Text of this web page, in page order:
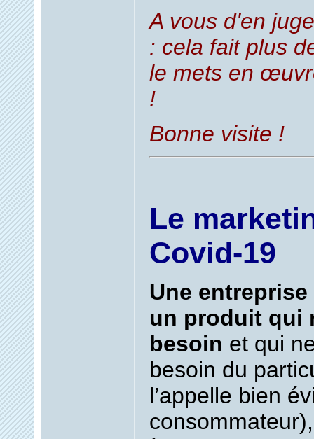
A vous d'en
: cela fait plus
le mets en
!
Bonne visite !
Le
Covid-19
Une
un produit qui
besoin et qui
besoin du
l’appelle bien